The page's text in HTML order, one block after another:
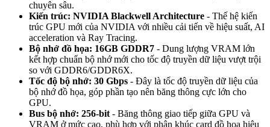
chuyên sâu.
Kiến trúc: NVIDIA Blackwell Architecture - Thế hệ kiến
trúc GPU mới của NVIDIA với nhiều cải tiến về hiệu suất, AI
acceleration và Ray Tracing.
Bộ nhớ đồ họa: 16GB GDDR7 - Dung lượng VRAM lớn
kết hợp chuẩn bộ nhớ mới cho tốc độ truyền dữ liệu vượt trội
so với GDDR6/GDDR6X.
Tốc độ bộ nhớ: 30 Gbps - Đây là tốc độ truyền dữ liệu của
bộ nhớ đồ họa, góp phần tạo nên băng thông cực lớn cho
GPU.
Bus bộ nhớ: 256-bit - Băng thông giao tiếp giữa GPU và
VRAM ở mức cao, phù hợp với phân khúc card đồ họa hiệu